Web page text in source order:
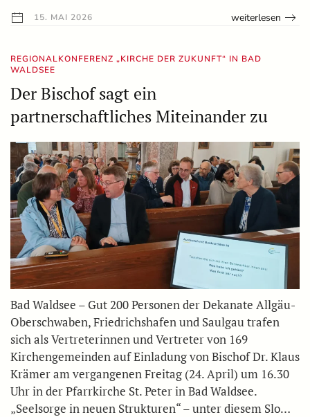
15. MAI 2026 weiterlesen
REGIONALKONFERENZ „KIRCHE DER ZUKUNFT“ IN BAD
WALDSEE
Der Bischof sagt ein
partnerschaftliches Miteinander zu
Bad Waldsee – Gut 200 Personen der Dekanate Allgäu-
Oberschwaben, Friedrichshafen und Saulgau trafen
sich als Vertreterinnen und Vertreter von 169
Kirchengemeinden auf Einladung von Bischof Dr. Klaus
Krämer am vergangenen Freitag (24. April) um 16.30
Uhr in der Pfarrkirche St. Peter in Bad Waldsee.
„Seelsorge in neuen Strukturen“ – unter diesem Slo…